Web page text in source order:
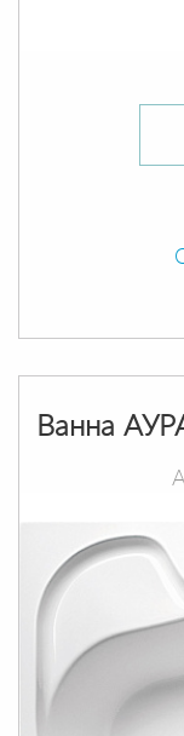
Ванна